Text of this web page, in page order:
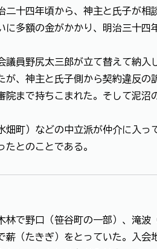
十四年頃から、神主と氏子が相
に多額の金がかかり、明治三十
議員野尻太三郎が立て替えて納
、神主と氏子側から契約違反の
まで持ちこまれた。そして泥
町）などの中立派が仲介に入
とのことである。
で野口（笹谷町の一部）、滝
（たきぎ）をとっていた。入会